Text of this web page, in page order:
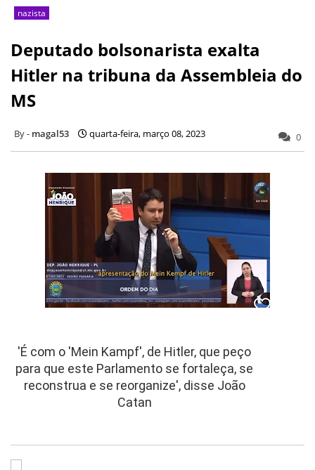
nazista
Deputado bolsonarista exalta
Hitler na tribuna da Assembleia do
MS
magal53 quarta-feira, março 08, 2023 0
'É com o 'Mein Kampf', de Hitler, que peço
para que este Parlamento se fortaleça, se
reconstrua e se reorganize', disse João
Catan